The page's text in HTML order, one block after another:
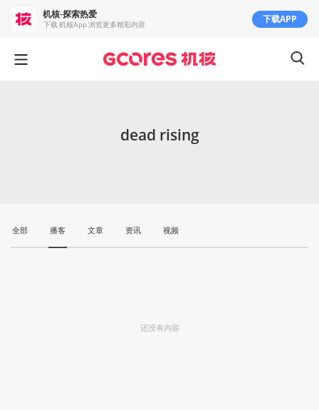
dead rising
全部 播客 文章 资讯 视频
还没有内容
机核-探索热爱
下载 机核App 浏览更多精彩内容 下载APP